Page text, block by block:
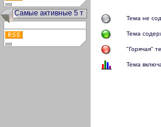
Самые активные 5 т
Тема не
Тема
"Горячая"
Тема